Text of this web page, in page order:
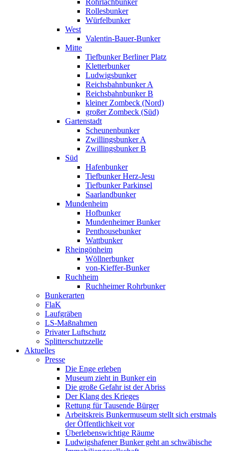
Rollesbunker
Würfelbunker
West
Valentin-Bauer-Bunker
Mitte
Tiefbunker Berliner Platz
Kletterbunker
Ludwigsbunker
Reichsbahnbunker A
Reichsbahnbunker B
kleiner Zombeck (Nord)
großer Zombeck (Süd)
Gartenstadt
Scheunenbunker
Zwillingsbunker A
Zwillingsbunker B
Süd
Hafenbunker
Tiefbunker Herz-Jesu
Tiefbunker Parkinsel
Saarlandbunker
Mundenheim
Hofbunker
Mundenheimer Bunker
Penthousebunker
Wattbunker
Rheingönheim
Wöllnerbunker
von-Kieffer-Bunker
Ruchheim
Ruchheimer Rohrbunker
Bunkerarten
FlaK
Laufgräben
LS-Maßnahmen
Privater Luftschutz
Splitterschutzzelle
Aktuelles
Presse
Die Enge erleben
Museum zieht in Bunker ein
Die große Gefahr ist der Abriss
Der Klang des Krieges
Rettung für Tausende Bürger
Arbeitskreis Bunkermuseum stellt sich erstmals
der Öffentlichkeit vor
Überlebenswichtige Räume
Ludwigshafener Bunker geht an schwäbische